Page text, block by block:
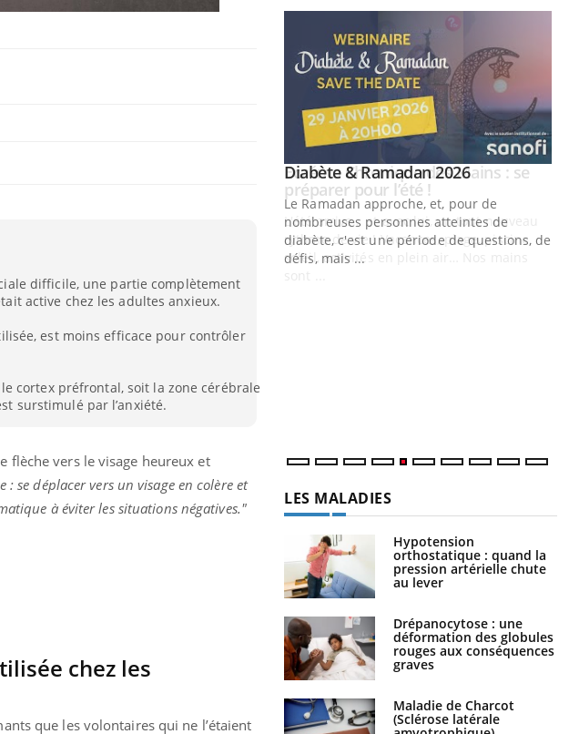
difficile, une partie complètement
active chez les adultes anxieux.
est moins efficace pour contrôler
cortex préfrontal, soit la zone cérébrale
surstimulé par l’anxiété.
flèche vers le visage heureux et
se déplacer vers un visage en colère et
à éviter les situations négatives."
chez les
que les volontaires qui ne l’étaient
sont ...
Youtube
Diabète & Ramadan 2026Youtube
Le Ramadan approche, et, pour de
nombreuses personnes atteintes de
diabète, c'est une période de questions, de
défis, mais ...
LES MALADIES
Hypotension
orthostatique : quand la
pression artérielle chute
au lever
Drépanocytose : une
déformation des globules
rouges aux conséquences
graves
Maladie de Charcot
(Sclérose latérale